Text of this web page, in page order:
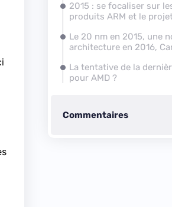
2015 : se focaliser sur
produits ARM et le
Le 20 nm en 2015, une
architecture en 2016,
La tentative de la
pour AMD ?
Commentaires